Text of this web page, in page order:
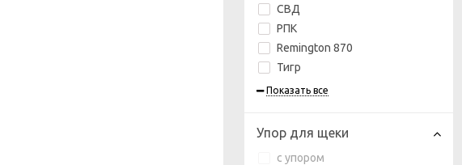
СВД
РПК
Remington 870
Тигр
Показать все
Упор для щеки
с упором